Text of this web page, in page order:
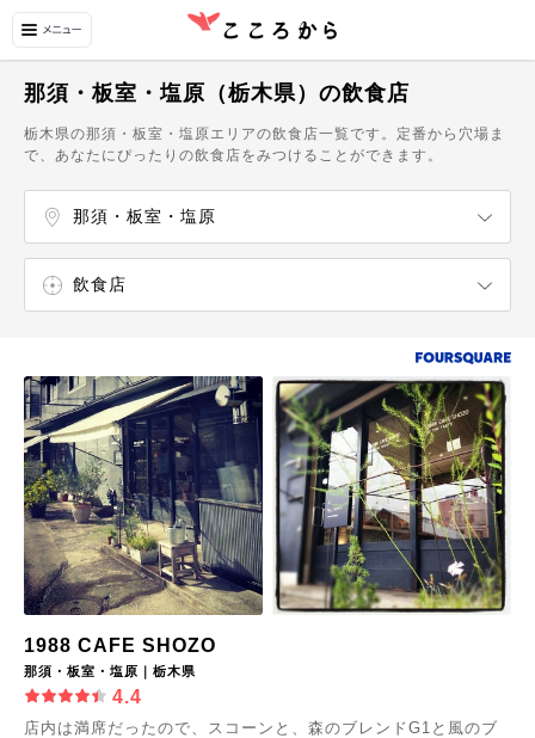
那須・板室・塩原（栃木県）の飲食店
栃木県の那須・板室・塩原エリアの飲食店一覧です。定番から穴場ま
で、あなたにぴったりの飲食店をみつけることができます。
那須・板室・塩原
飲食店
1988 CAFE SHOZO
那須・板室・塩原｜栃木県
4.4
店内は満席だったので、スコーンと、森のブレンドG1と風のブ